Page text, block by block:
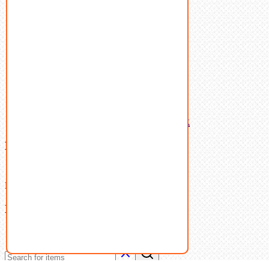
Латунный и бронзовый крепеж
Ваша корзина
В корзине нет товаров.
Поиск